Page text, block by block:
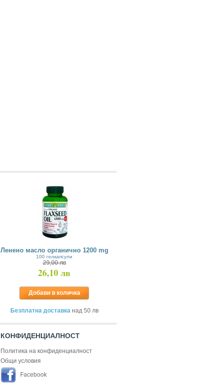
Ленено масло органично 1200 mg
100 гелкапсули
29,00 лв
26,10 лв
Добави в количка
Безплатна доставка над 50 лв
КОНФИДЕНЦИАЛНОСТ
Политика на конфиденциалност
Общи условия
Facebook